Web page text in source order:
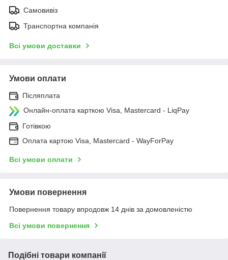
Самовивіз
Транспортна компанія
Всі умови доставки
Умови оплати
Післяплата
Онлайн-оплата карткою Visa, Mastercard - LiqPay
Готівкою
Оплата картою Visa, Mastercard - WayForPay
Всі умови оплати
Умови повернення
Повернення товару впродовж 14 днів за домовленістю
Всі умови повернення
Подібні товари компанії